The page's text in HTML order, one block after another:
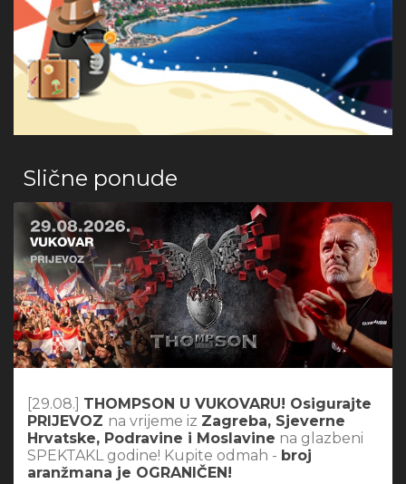
Slične ponude
[29.08.] THOMPSON U VUKOVARU! Osigurajte
PRIJEVOZ na vrijeme iz Zagreba, Sjeverne
Hrvatske, Podravine i Moslavine na glazbeni
SPEKTAKL godine! Kupite odmah - broj
aranžmana je OGRANIČEN!